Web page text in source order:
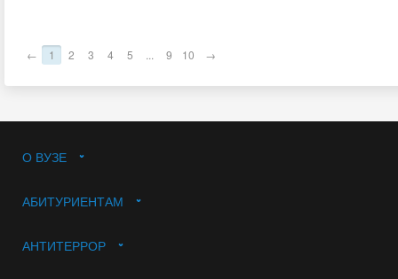
← 1 2 3 4 5 ... 9 10 →
О ВУЗЕ
АБИТУРИЕНТАМ
АНТИТЕРРОР